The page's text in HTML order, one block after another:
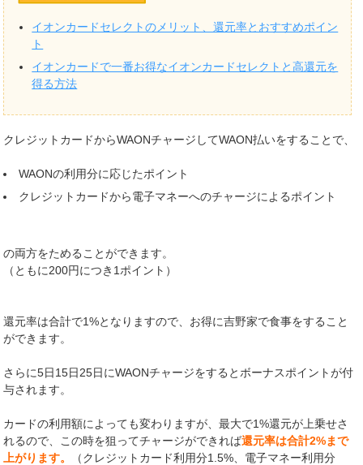
イオンカードセレクトのメリット、還元率とおすすめポイン
ト
イオンカードで一番お得なイオンカードセレクトと高還元を
得る方法
クレジットカードからWAONチャージしてWAON払いをすることで、
WAONの利用分に応じたポイント
クレジットカードから電子マネーへのチャージによるポイント
の両方をためることができます。
（ともに200円につき1ポイント）
還元率は合計で1%となりますので、お得に吉野家で食事をすること
ができます。
さらに5日15日25日にWAONチャージをするとボーナスポイントが付
与されます。
カードの利用額によっても変わりますが、最大で1%還元が上乗せさ
れるので、この時を狙ってチャージができれば還元率は合計2%まで
上がります。
（クレジットカード利用分1.5%、電子マネー利用分